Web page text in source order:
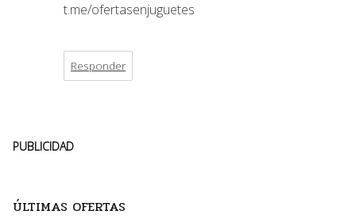
t.me/ofertasenjuguetes
Responder
PUBLICIDAD
ÚLTIMAS OFERTAS